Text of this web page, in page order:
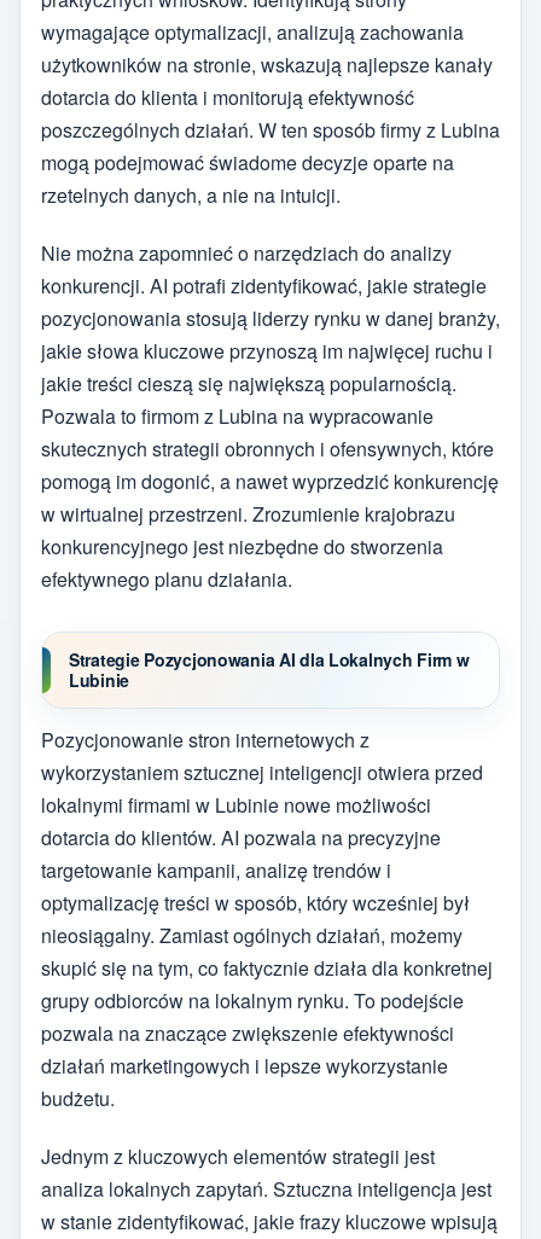
wymagające optymalizacji, analizują zachowania
użytkowników na stronie, wskazują najlepsze kanały
dotarcia do klienta i monitorują efektywność
poszczególnych działań. W ten sposób firmy z Lubina
mogą podejmować świadome decyzje oparte na
rzetelnych danych, a nie na intuicji.
Nie można zapomnieć o narzędziach do analizy
konkurencji. AI potrafi zidentyfikować, jakie strategie
pozycjonowania stosują liderzy rynku w danej branży,
jakie słowa kluczowe przynoszą im najwięcej ruchu i
jakie treści cieszą się największą popularnością.
Pozwala to firmom z Lubina na wypracowanie
skutecznych strategii obronnych i ofensywnych, które
pomogą im dogonić, a nawet wyprzedzić konkurencję
w wirtualnej przestrzeni. Zrozumienie krajobrazu
konkurencyjnego jest niezbędne do stworzenia
efektywnego planu działania.
Strategie Pozycjonowania AI dla Lokalnych Firm w
Lubinie
Pozycjonowanie stron internetowych z
wykorzystaniem sztucznej inteligencji otwiera przed
lokalnymi firmami w Lubinie nowe możliwości
dotarcia do klientów. AI pozwala na precyzyjne
targetowanie kampanii, analizę trendów i
optymalizację treści w sposób, który wcześniej był
nieosiągalny. Zamiast ogólnych działań, możemy
skupić się na tym, co faktycznie działa dla konkretnej
grupy odbiorców na lokalnym rynku. To podejście
pozwala na znaczące zwiększenie efektywności
działań marketingowych i lepsze wykorzystanie
budżetu.
Jednym z kluczowych elementów strategii jest
analiza lokalnych zapytań. Sztuczna inteligencja jest
w stanie zidentyfikować, jakie frazy kluczowe wpisują